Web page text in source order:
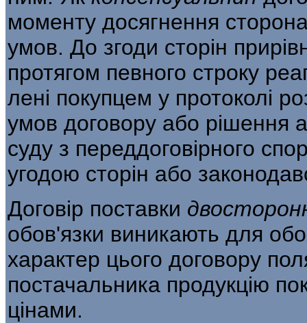
моменту досягнення
умов. До згоди сторін
протягом певного строку
лені покупцем у протоколі
умов договору або рішення
суду з переддоговірного
угодою сторін або
Договір поставки
обов'язки виникають для
харак­тер цього договору
поста­чальника продукцію
цінами.